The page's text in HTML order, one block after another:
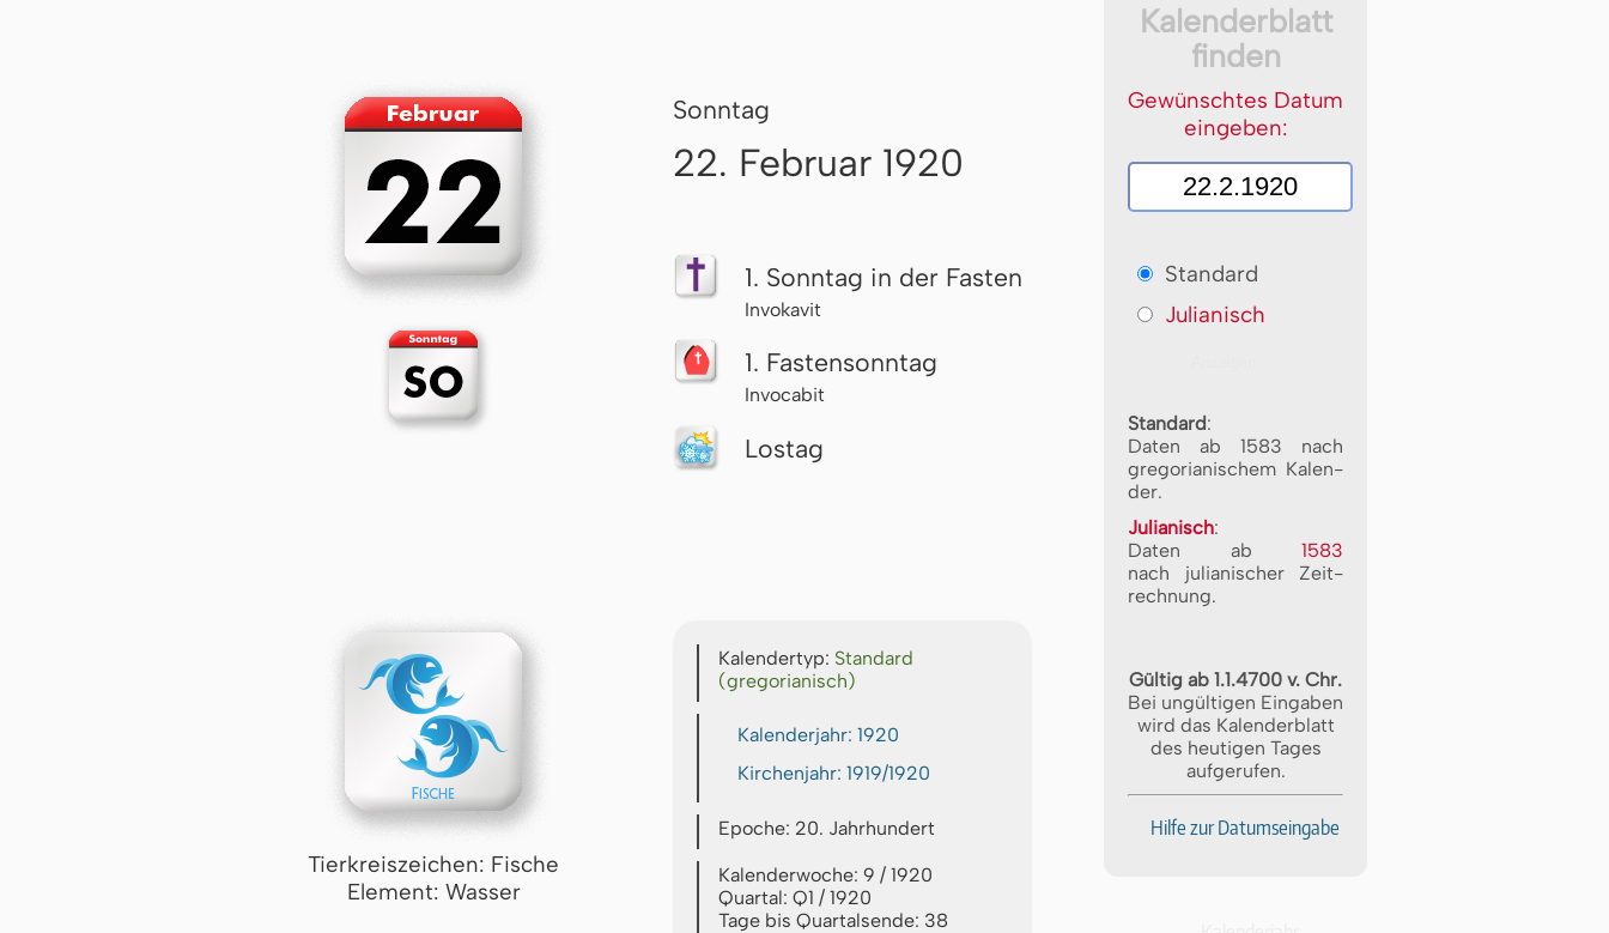
Sonntag
22. Februar 1920
1. Sonntag in der Fasten
Invokavit
1. Fas­ten­sonn­tag
Invocabit
Lostag
Tierkreiszeichen: Fische
Element: Wasser
Kalendertyp: Standard
(gregorianisch)
Kalenderjahr: 1920
Kirchenjahr: 1919/1920
Epoche: 20. Jahrhundert
Kalenderwoche: 9 / 1920
Quartal: Q1 / 1920
Tage bis Quartalsende: 38
Kalenderblatt
finden
Gewünschtes Datum
eingeben:
Standard
Julianisch
Standard:
Daten ab 1583 nach
gre­go­ri­a­ni­schem Ka­len­
der.
Julianisch:
Daten ab 1583
nach ju­li­a­ni­scher Zeit­
rech­nung.
Gültig ab 1.1.4700 v. Chr.
Bei ungültigen Eingaben
wird das Kalenderblatt
des heutigen Tages
aufgerufen.
Hilfe zur Datumseingabe